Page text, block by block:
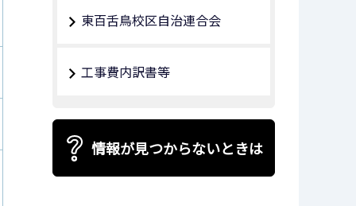
東百舌鳥校区自治連合会
工事費内訳書等
情報が見つからないときは